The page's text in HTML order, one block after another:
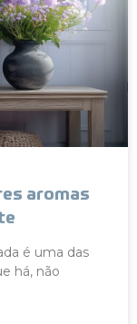
aromas
é uma das
há, não